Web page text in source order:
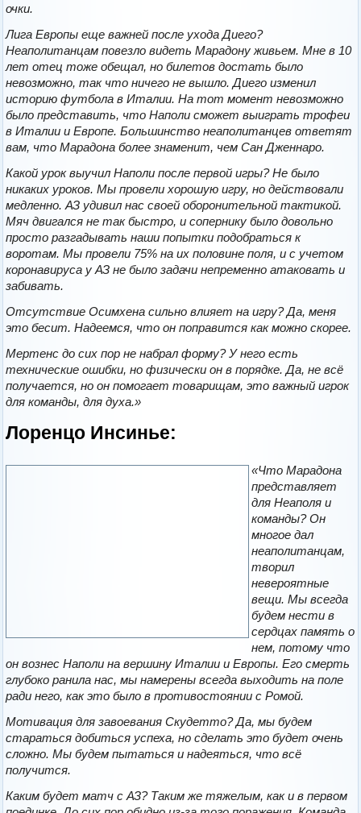
очки.
Лига Европы еще важней после ухода Диего?
Неаполитанцам повезло видеть Марадону живьем. Мне в 10
лет отец тоже обещал, но билетов достать было
невозможно, так что ничего не вышло. Диего изменил
историю футбола в Италии. На тот момент невозможно
было представить, что Наполи сможет выиграть трофеи
в Италии и Европе. Большинство неаполитанцев ответят
вам, что Марадона более знаменит, чем Сан Дженнаро.
Какой урок выучил Наполи после первой игры? Не было
никаких уроков. Мы провели хорошую игру, но действовали
медленно. АЗ удивил нас своей оборонительной тактикой.
Мяч двигался не так быстро, и сопернику было довольно
просто разгадывать наши попытки подобраться к
воротам. Мы провели 75% на их половине поля, и с учетом
коронавируса у АЗ не было задачи непременно атаковать и
забивать.
Отсутствие Осимхена сильно влияет на игру? Да, меня
это бесит. Надеемся, что он поправится как можно скорее.
Мертенс до сих пор не набрал форму? У него есть
технические ошибки, но физически он в порядке. Да, не всё
получается, но он помогает товарищам, это важный игрок
для команды, для духа.»
Лоренцо Инсинье:
«Что Марадона
представляет
для Неаполя и
команды? Он
многое дал
неаполитанцам,
творил
невероятные
вещи. Мы всегда
будем нести в
сердцах память о
нем, потому что
он вознес Наполи на вершину Италии и Европы. Его смерть
глубоко ранила нас, мы намерены всегда выходить на поле
ради него, как это было в противостоянии с Ромой.
Мотивация для завоевания Скудетто? Да, мы будем
стараться добиться успеха, но сделать это будет очень
сложно. Мы будем пытаться и надеяться, что всё
получится.
Каким будет матч с АЗ? Таким же тяжелым, как и в первом